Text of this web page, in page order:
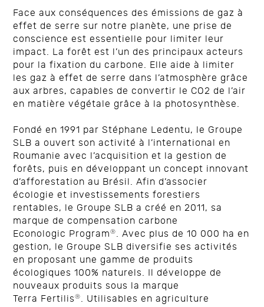
Face aux conséquences des émissions de gaz à
effet de serre sur notre planète, une prise de
conscience est essentielle pour limiter leur
impact. La forêt est l’un des principaux acteurs
pour la fixation du carbone. Elle aide à limiter
les gaz à effet de serre dans l’atmosphère grâce
aux arbres, capables de convertir le CO2 de l’air
en matière végétale grâce à la photosynthèse.
Fondé en 1991 par Stéphane Ledentu, le Groupe
SLB a ouvert son activité à l’international en
Roumanie avec l’acquisition et la gestion de
forêts, puis en développant un concept innovant
d’afforestation au Brésil. Afin d’associer
écologie et investissements forestiers
rentables, le Groupe SLB a créé en 2011, sa
marque de compensation carbone
Econologic Program®. Avec plus de 10 000 ha en
gestion, le Groupe SLB diversifie ses activités
en proposant une gamme de produits
écologiques 100% naturels. Il développe de
nouveaux produits sous la marque
Terra Fertilis®. Utilisables en agriculture